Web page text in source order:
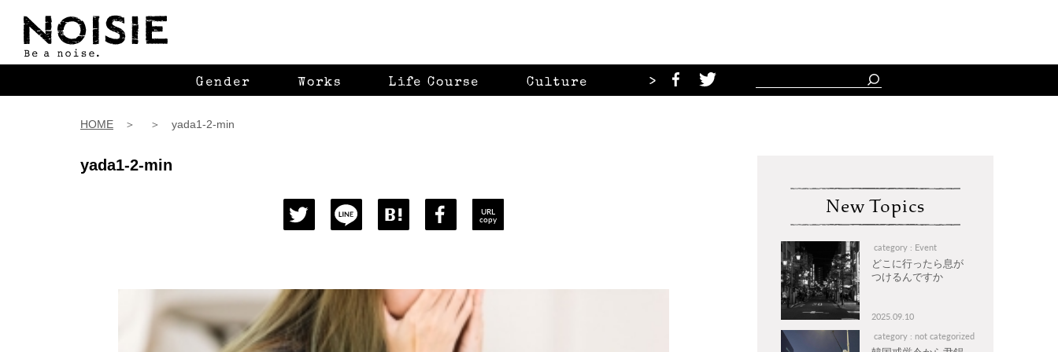
Gender Works Life Course Culture Looks
>
HOME ＞ ＞ yada1-2-min
yada1-2-min
URL
copy
New Topics
category : Event
どこに行ったら息が
つけるんですか
2025.09.10
category : not categorized